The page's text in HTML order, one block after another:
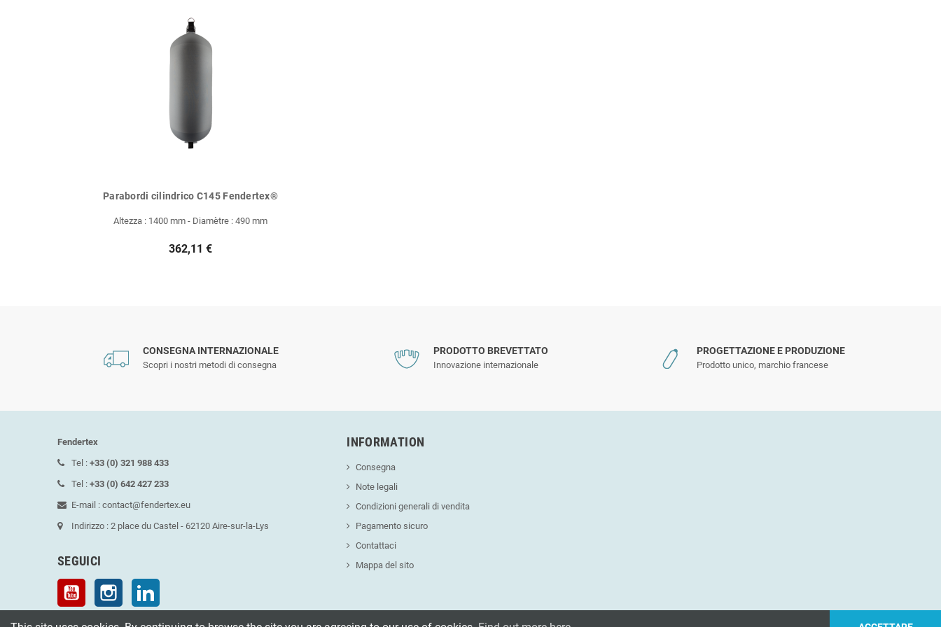
Parabordi cilindrico C145 Fendertex®
Altezza : 1400 mm - Diamètre : 490 mm
362,11 €
CONSEGNA INTERNAZIONALE
Scopri i nostri metodi di consegna
PRODOTTO BREVETTATO
Innovazione internazionale
PROGETTAZIONE E PRODUZIONE
Prodotto unico, marchio francese
Fendertex
Tel : +33 (0) 321 988 433
Tel : +33 (0) 642 427 233
E-mail : contact@fendertex.eu
Indirizzo : 2 place du Castel - 62120 Aire-sur-la-Lys
SEGUICI
YouTube Instagram
INFORMATION
Consegna
Note legali
Condizioni generali di vendita
Pagamento sicuro
Contattaci
Mappa del sito